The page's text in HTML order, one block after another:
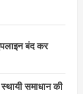
बंद कर
समाधान की